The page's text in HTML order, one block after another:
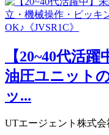
【20~40代活
油圧ユニット
ッ...
UTエージェント株式会